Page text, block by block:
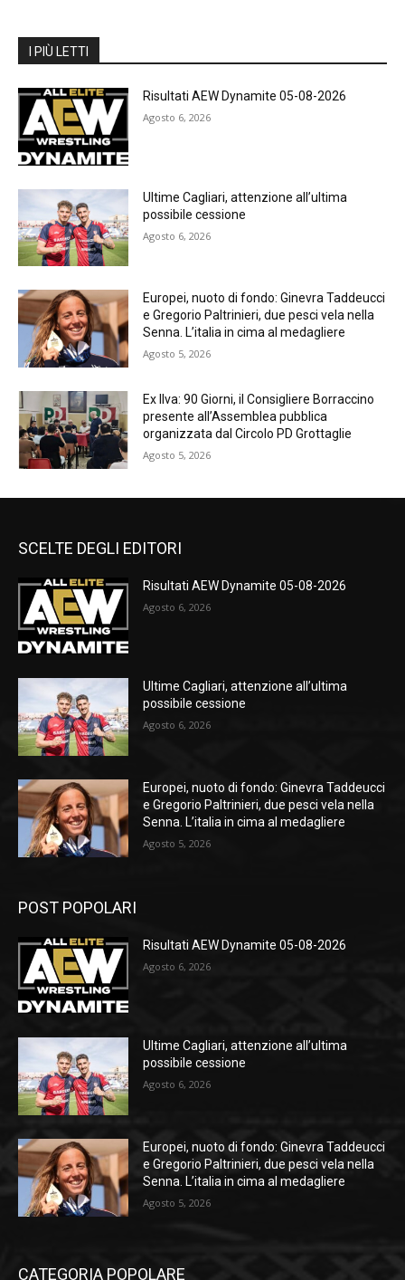
I PIÙ LETTI
Risultati AEW Dynamite 05-08-2026
Agosto 6, 2026
Ultime Cagliari, attenzione all’ultima
possibile cessione
Agosto 6, 2026
Europei, nuoto di fondo: Ginevra Taddeucci
e Gregorio Paltrinieri, due pesci vela nella
Senna. L’italia in cima al medagliere
Agosto 5, 2026
Ex Ilva: 90 Giorni, il Consigliere Borraccino
presente all’Assemblea pubblica
organizzata dal Circolo PD Grottaglie
Agosto 5, 2026
SCELTE DEGLI EDITORI
Risultati AEW Dynamite 05-08-2026
Agosto 6, 2026
Ultime Cagliari, attenzione all’ultima
possibile cessione
Agosto 6, 2026
Europei, nuoto di fondo: Ginevra Taddeucci
e Gregorio Paltrinieri, due pesci vela nella
Senna. L’italia in cima al medagliere
Agosto 5, 2026
POST POPOLARI
Risultati AEW Dynamite 05-08-2026
Agosto 6, 2026
Ultime Cagliari, attenzione all’ultima
possibile cessione
Agosto 6, 2026
Europei, nuoto di fondo: Ginevra Taddeucci
e Gregorio Paltrinieri, due pesci vela nella
Senna. L’italia in cima al medagliere
Agosto 5, 2026
CATEGORIA POPOLARE